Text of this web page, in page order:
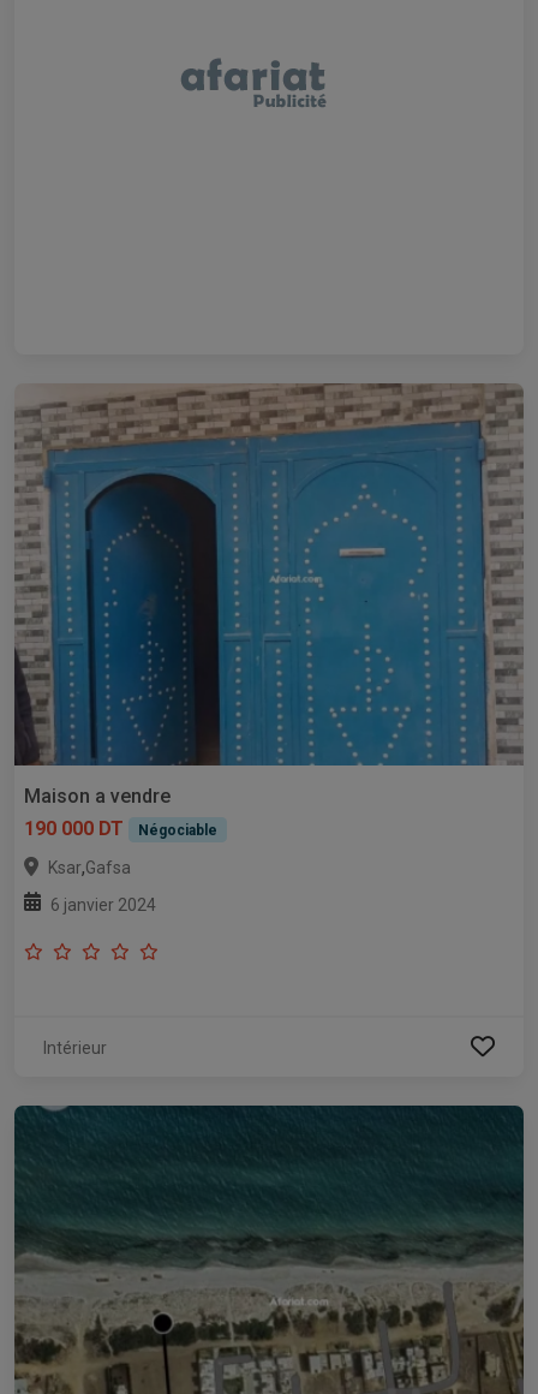
Maison a vendre
190 000 DT
Négociable
Ksar,Gafsa
6 janvier 2024
Intérieur